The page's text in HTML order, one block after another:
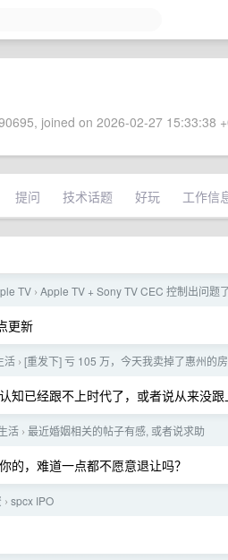
joined on 2026-02-27 15:33:38
提问 技术话题 好玩 工作信
TV › Apple TV + Sony TV CEC 控制出问题
更新
活 › [重发下] 亏 105 万，今天我卖掉了惠州的房
知已经跟不上时代了，或者说从来没
活 › 最近婚姻相关的帖子有感, 或者说求助
的，难道一点都不愿意退让吗？
› spcx IPO